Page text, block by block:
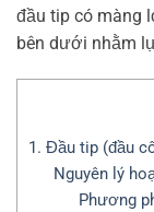
đầu tip có màng
bên dưới nhằm
1. Đầu tip (đầu
Nguyên lý
Phương